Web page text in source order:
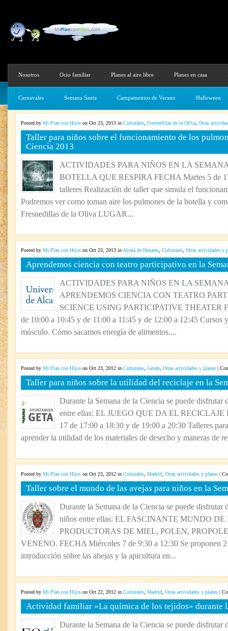
Nosotros Ocio familiar Planes al aire libre Planes en casa
Carnavales Semana Santa Campamentos de Verano Halloween
Posted by Mi Plan con Hijos on Oct 23, 2013 in Culturales Fresnedillas de la Oliva Otras
Taller para niños sobre el funcionamiento de los
Ciencia 2013
ACTIVIDADES PARA NIÑOS EN LA
BOTELLA QUE RESPIRA FECHA Martes 5 de
talleres Realización de taller que simula el
Podremos ver como toman aire los pulmones de la botella y
Fresnedillas de la Oliva LUGAR...
Posted by Mi Plan con Hijos on Oct 23, 2013 in Alcalá de Henares Culturales Otras actividades y
Aprendemos ciencia con teatro participativo en la
ACTIVIDADES PARA NIÑOS EN LA
APRENDEMOS CIENCIA CON TEATRO
SCIENCE USING PARTICIPATIVE THEATER
de 10:00 a 10:45 y de 11:00 a 11:45 y de 12:00 a 12:45 Cursos
músculo. Cómo sacamos energía de alimentos....
Posted by Mi Plan con Hijos on Oct 23, 2012 in Culturales Getafe Otras actividades y planes |
Taller para niños sobre la utilidad del reciclaje en la
Durante la Semana de la Ciencia se puede disfrutar
entre ellas: EL JUEGO QUE DA EL RECICLAJE
17 de 17:00 a 18:30 y de 19:00 a 20:30 Talleres
aprender la utilidad de los materiales de desecho y maneras de
Posted by Mi Plan con Hijos on Oct 23, 2012 in Culturales Madrid Otras actividades y planes |
Taller sobre el mundo de las avejas para niños en la
Durante la Semana de la Ciencia se puede disfrutar
niños entre ellas: EL FASCINANTE MUNDO
PRODUCTORAS DE MIEL, POLEN,
VENENO. FECHA Miércoles 7 de 9:30 a 12:30 Se proponen
introducción sobre las abejas y la apicultura en...
Posted by Mi Plan con Hijos on Oct 22, 2012 in Culturales Madrid Otras actividades y planes |
Actividad familiar «La química de los tejidos» durante
Durante la Semana de la Ciencia se puede disfrutar